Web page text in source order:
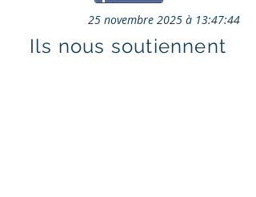
25 novembre 2025 à 13:47:44
Ils nous soutiennent